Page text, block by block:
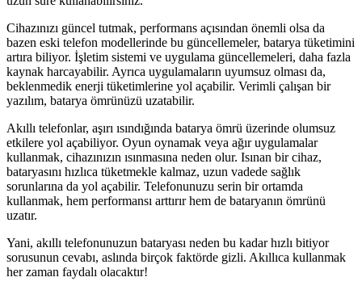
Cihazınızı güncel tutmak, performans açısından önemli olsa da
bazen eski telefon modellerinde bu güncellemeler, batarya tüketimini
artıra biliyor. İşletim sistemi ve uygulama güncellemeleri, daha fazla
kaynak harcayabilir. Ayrıca uygulamaların uyumsuz olması da,
beklenmedik enerji tüketimlerine yol açabilir. Verimli çalışan bir
yazılım, batarya ömrünüzü uzatabilir.
Akıllı telefonlar, aşırı ısındığında batarya ömrü üzerinde olumsuz
etkilere yol açabiliyor. Oyun oynamak veya ağır uygulamalar
kullanmak, cihazınızın ısınmasına neden olur. Isınan bir cihaz,
bataryasını hızlıca tüketmekle kalmaz, uzun vadede sağlık
sorunlarına da yol açabilir. Telefonunuzu serin bir ortamda
kullanmak, hem performansı arttırır hem de bataryanın ömrünü
uzatır.
Yani, akıllı telefonunuzun bataryası neden bu kadar hızlı bitiyor
sorusunun cevabı, aslında birçok faktörde gizli. Akıllıca kullanmak
her zaman faydalı olacaktır!